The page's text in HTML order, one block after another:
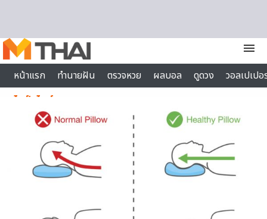
menu
หน้าแรก
ทำนายฝัน ตรวจหวย ผลบอล ดูดวง
วอลเปเป
ไลฟ์สไตล์